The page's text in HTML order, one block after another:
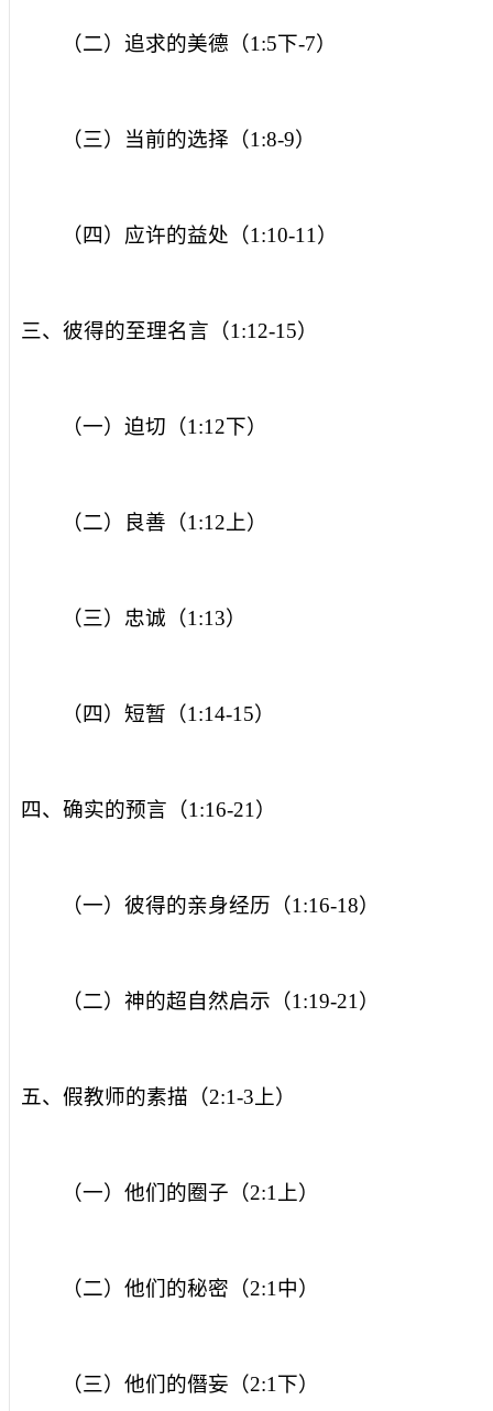
（二）追求的美德（1:5下-7）
（三）当前的选择（1:8-9）
（四）应许的益处（1:10-11 ）
三、彼得的至理名言（1:12-15）
（一）迫切（1:12下）
（二）良善（1:12 上）
（三）忠诚（1:13）
（四）短暂（1:14-15）
四、确实的预言（1:16-21 ）
（一）彼得的亲身经历（1:16-18）
（二）神的超自然启示（1:19-21 ）
五、假教师的素描（2:1-3 上）
（一）他们的圈子（2:1 上）
（二）他们的秘密（2:1 中）
（三）他们的僭妄（2:1 下）